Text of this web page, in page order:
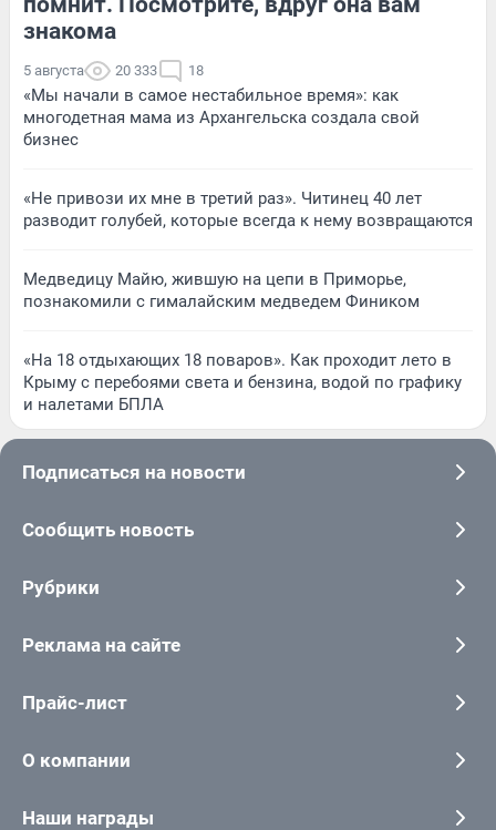
знакома
5 августа 20 333 18
«Мы начали в самое нестабильное время»: как
многодетная мама из Архангельска создала свой
бизнес
«Не привози их мне в третий раз». Читинец 40 лет
разводит голубей, которые всегда к нему возвращаются
Медведицу Майю, жившую на цепи в Приморье,
познакомили с гималайским медведем Фиником
«На 18 отдыхающих 18 поваров». Как проходит лето в
Крыму с перебоями света и бензина, водой по графику
и налетами БПЛА
Подписаться на новости
Сообщить новость
Рубрики
Реклама на сайте
Прайс-лист
О компании
Наши награды